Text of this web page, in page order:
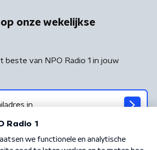
onze wekelijkse
beste van NPO Radio 1 in jouw